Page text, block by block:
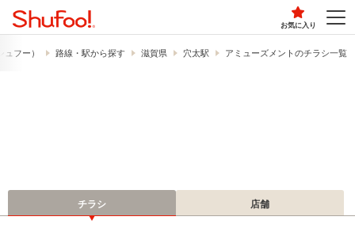
お気に入り
フー） 路線・駅から探す 滋賀県 穴太駅 アミューズメントのチラシ一覧
チラシ 店舗